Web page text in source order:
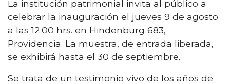
La institución patrimonial invita al público a
celebrar la inauguración el jueves 9 de agosto
a las 12:00 hrs. en Hindenburg 683,
Providencia. La muestra, de entrada liberada,
se exhibirá hasta el 30 de septiembre.
Se trata de un testimonio vivo de los años de